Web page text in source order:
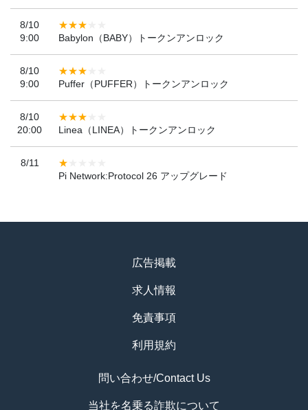
8/10
9:00
Babylon（BABY）トークンアンロック
8/10
9:00
Puffer（PUFFER）トークンアンロック
8/10
20:00
Linea（LINEA）トークンアンロック
8/11
Pi Network:Protocol 26 アップグレード
広告掲載
求人情報
免責事項
利用規約
問い合わせ/Contact Us
当社を名乗る詐欺について